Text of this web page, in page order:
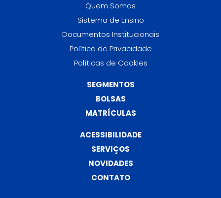
Quem Somos
Sistema de Ensino
Documentos Institucionais
Política de Privacidade
Políticas de Cookies
SEGMENTOS
BOLSAS
MATRÍCULAS
ACESSIBILIDADE
SERVIÇOS
NOVIDADES
CONTATO